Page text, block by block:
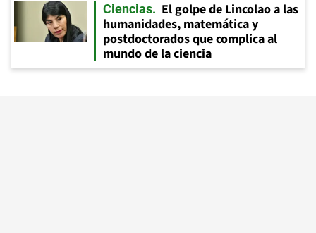
Ciencias
El golpe de Lincolao a las
humanidades, matemática y
postdoctorados que complica al
mundo de la ciencia